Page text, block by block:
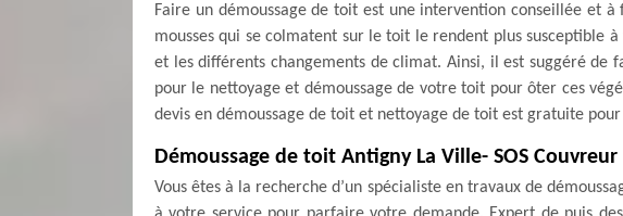
Faire un démoussage de toit est une intervention conseillée et à
mousses qui se colmatent sur le toit le rendent plus susceptible
et les différents changements de climat. Ainsi, il est suggéré de
pour le nettoyage et démoussage de votre toit pour ôter ces
devis en démoussage de toit et nettoyage de toit est gratuite
Démoussage de toit Antigny La Ville- SOS Couvreur
Vous êtes à la recherche d’un spécialiste en travaux de